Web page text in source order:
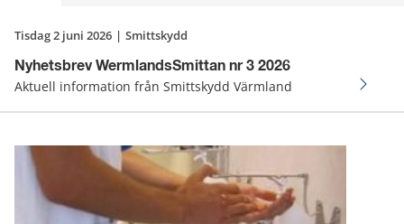
tisdag 2 juni 2026 | Smittskydd
Nyhetsbrev WermlandsSmittan nr 3 2026
Aktuell information från Smittskydd Värmland